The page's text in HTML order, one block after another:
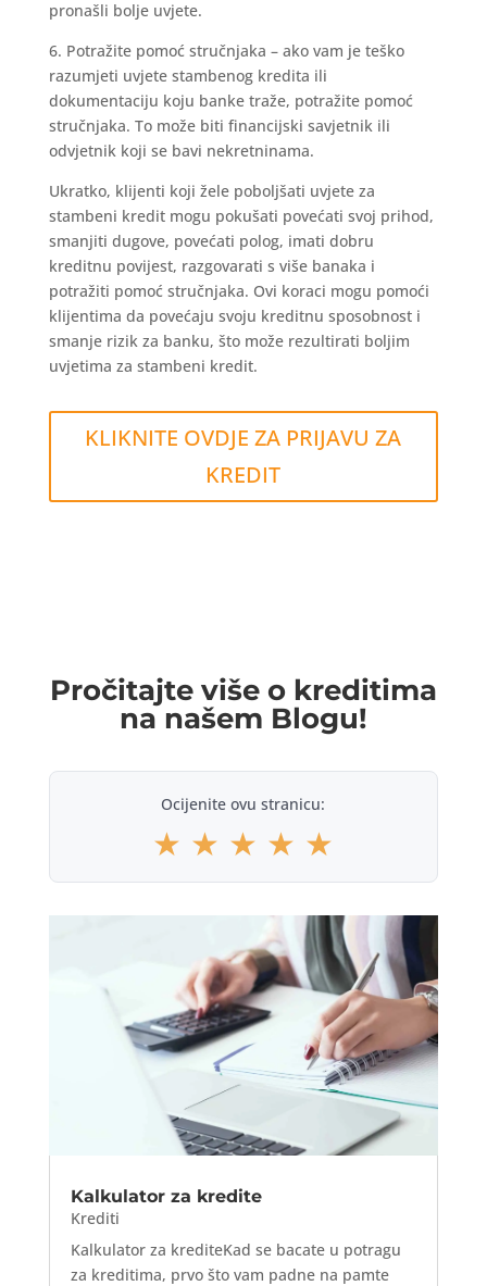
pronašli bolje uvjete.
6. Potražite pomoć stručnjaka – ako vam je teško
razumjeti uvjete stambenog kredita ili
dokumentaciju koju banke traže, potražite pomoć
stručnjaka. To može biti financijski savjetnik ili
odvjetnik koji se bavi nekretninama.
Ukratko, klijenti koji žele poboljšati uvjete za
stambeni kredit mogu pokušati povećati svoj prihod,
smanjiti dugove, povećati polog, imati dobru
kreditnu povijest, razgovarati s više banaka i
potražiti pomoć stručnjaka. Ovi koraci mogu pomoći
klijentima da povećaju svoju kreditnu sposobnost i
smanje rizik za banku, što može rezultirati boljim
uvjetima za stambeni kredit.
KLIKNITE OVDJE ZA PRIJAVU ZA
KREDIT
Pročitajte više o kreditima
na našem Blogu!
Ocijenite ovu stranicu:
★ ★ ★ ★ ★
Kalkulator za kredite
Krediti
Kalkulator za krediteKad se bacate u potragu
za kreditima, prvo što vam padne na pamte